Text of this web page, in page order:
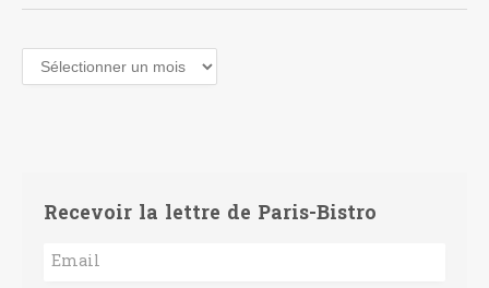
Archives
Recevoir la lettre de Paris-Bistro